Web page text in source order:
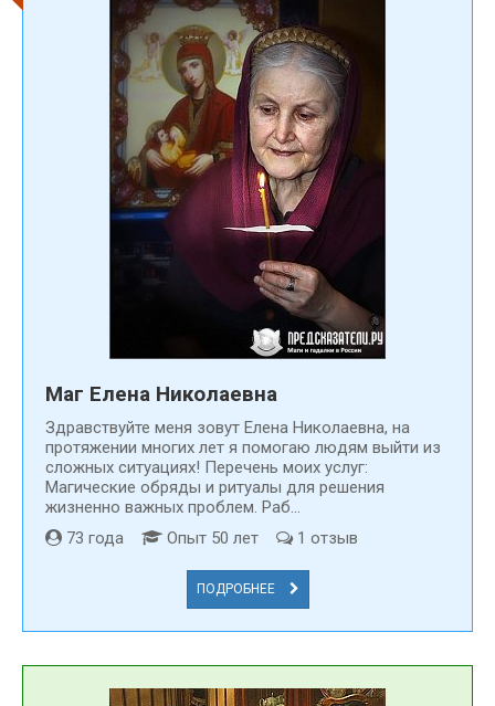
Маг Елена Николаевна
Здравствуйте меня зовут Елена Николаевна, на
протяжении многих лет я помогаю людям выйти из
сложных ситуациях! Перечень моих услуг:
Магические обряды и ритуалы для решения
жизненно важных проблем. Раб...
73 года
Опыт 50 лет 1 отзыв
ПОДРОБНЕЕ